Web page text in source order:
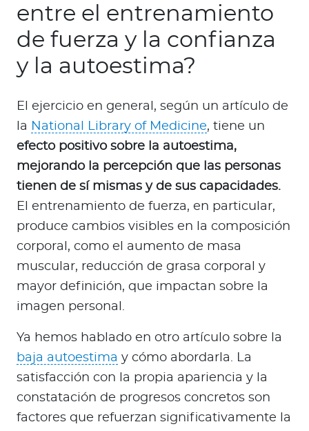
entre el entrenamiento
de fuerza y la confianza
y la autoestima?
El ejercicio en general, según un artículo de
la National Library of Medicine, tiene un
efecto positivo sobre la autoestima,
mejorando la percepción que las personas
tienen de sí mismas y de sus capacidades.
El entrenamiento de fuerza, en particular,
produce cambios visibles en la composición
corporal, como el aumento de masa
muscular, reducción de grasa corporal y
mayor definición, que impactan sobre la
imagen personal.
Ya hemos hablado en otro artículo sobre la
baja autoestima y cómo abordarla. La
satisfacción con la propia apariencia y la
constatación de progresos concretos son
factores que refuerzan significativamente la